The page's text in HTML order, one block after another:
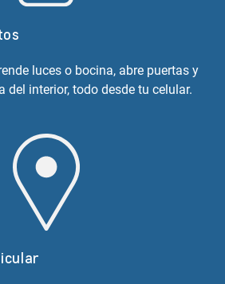
luces o bocina, abre puertas y
del interior, todo desde tu celular.